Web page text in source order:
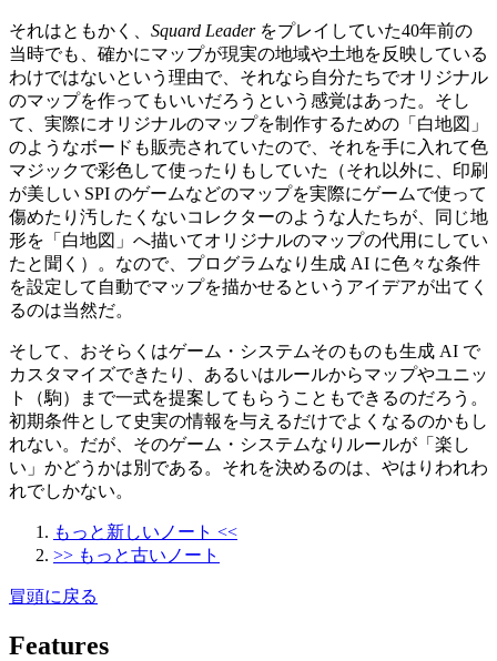
それはともかく、 Squard Leaderをプレイしていた40年前の
当時でも、確かにマップが現実の地域や土地を反映している
わけではないという理由で、それなら自分たちでオリジナル
のマップを作ってもいいだろうという感覚はあった。そし
て、実際にオリジナルのマップを制作するための「白地図」
のようなボードも販売されていたので、それを手に入れて色
マジックで彩色して使ったりもしていた（それ以外に、印刷
が美しい SPI のゲームなどのマップを実際にゲームで使って
傷めたり汚したくないコレクターのような人たちが、同じ地
形を「白地図」へ描いてオリジナルのマップの代用にしてい
たと聞く）。なので、プログラムなり生成 AI に色々な条件
を設定して自動でマップを描かせるというアイデアが出てく
るのは当然だ。
そして、おそらくはゲーム・システムそのものも生成 AI で
カスタマイズできたり、あるいはルールからマップやユニッ
ト（駒）まで一式を提案してもらうこともできるのだろう。
初期条件として史実の情報を与えるだけでよくなるのかもし
れない。だが、そのゲーム・システムなりルールが「楽し
い」かどうかは別である。それを決めるのは、やはりわれわ
れでしかない。
もっと新しいノート <<
>> もっと古いノート
冒頭に戻る
Features